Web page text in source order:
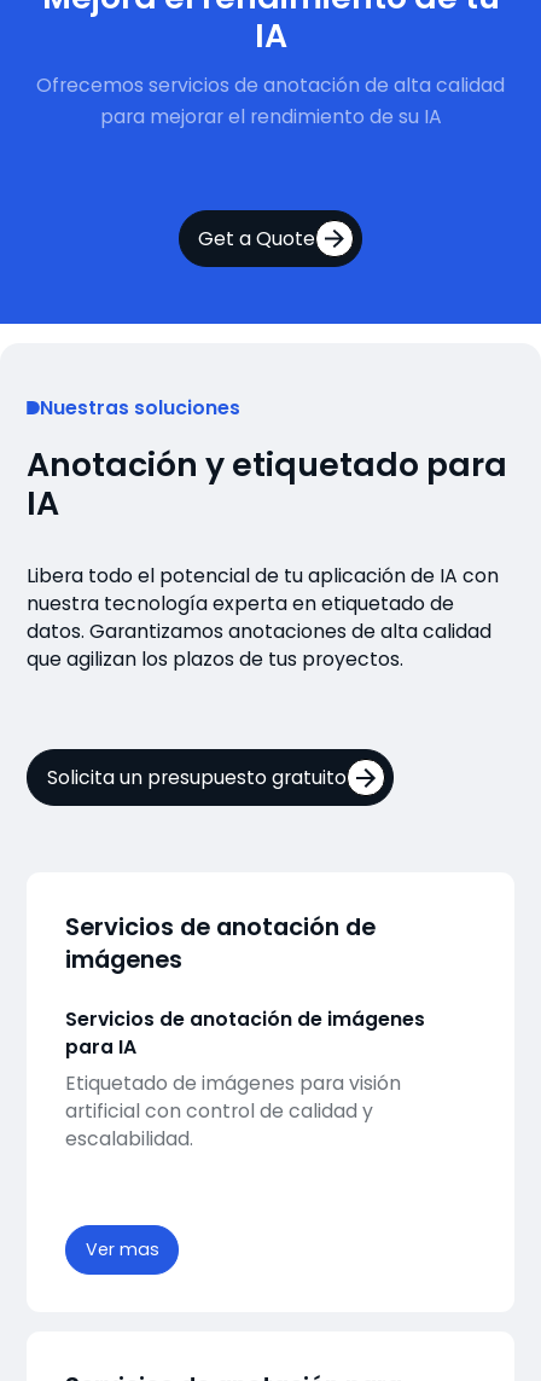
IA
Ofrecemos servicios de anotación de alta calidad
para mejorar el rendimiento de su IA
Get a Quote
Nuestras soluciones
Anotación y etiquetado para
IA
Libera todo el potencial de tu aplicación de IA con
nuestra tecnología experta en etiquetado de
datos. Garantizamos anotaciones de alta calidad
que agilizan los plazos de tus proyectos.
Solicita un presupuesto gratuito
Servicios de anotación de
imágenes
Servicios de anotación de imágenes
para IA
Etiquetado de imágenes para visión
artificial con control de calidad y
escalabilidad.
Ver mas